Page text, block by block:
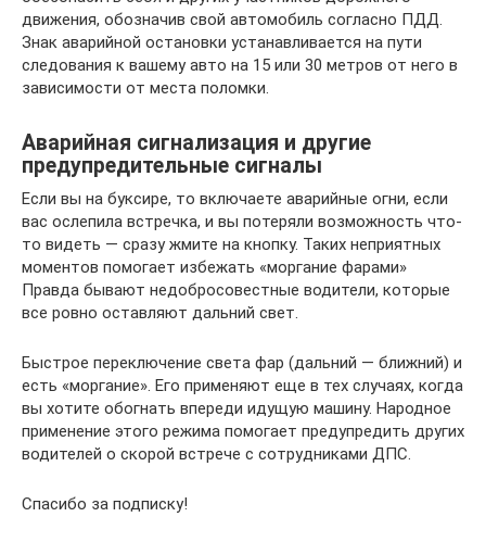
движения, обозначив свой автомобиль согласно ПДД.
Знак аварийной остановки устанавливается на пути
следования к вашему авто на 15 или 30 метров от него в
зависимости от места поломки.
Аварийная сигнализация и другие
предупредительные сигналы
Если вы на буксире, то включаете аварийные огни, если
вас ослепила встречка, и вы потеряли возможность что-
то видеть — сразу жмите на кнопку. Таких неприятных
моментов помогает избежать «моргание фарами»
Правда бывают недобросовестные водители, которые
все ровно оставляют дальний свет.
Быстрое переключение света фар (дальний — ближний) и
есть «моргание». Его применяют еще в тех случаях, когда
вы хотите обогнать впереди идущую машину. Народное
применение этого режима помогает предупредить других
водителей о скорой встрече с сотрудниками ДПС.
Спасибо за подписку!